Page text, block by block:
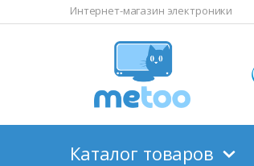
Интернет-магазин электроники
Каталог товаров